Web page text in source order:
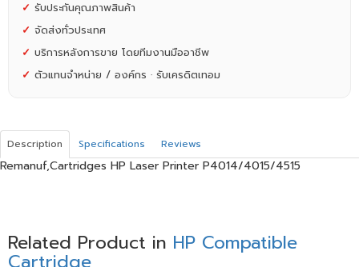
✓ รับประกันคุณภาพสินค้า
✓ จัดส่งทั่วประเทศ
✓ บริการหลังการขาย โดยทีมงานมืออาชีพ
✓ ตัวแทนจำหน่าย / องค์กร · รับเครดิตเทอม
Description Specifications Reviews
Remanuf,Cartridges HP Laser Printer P4014/4015/4515
Related Product in HP Compatible